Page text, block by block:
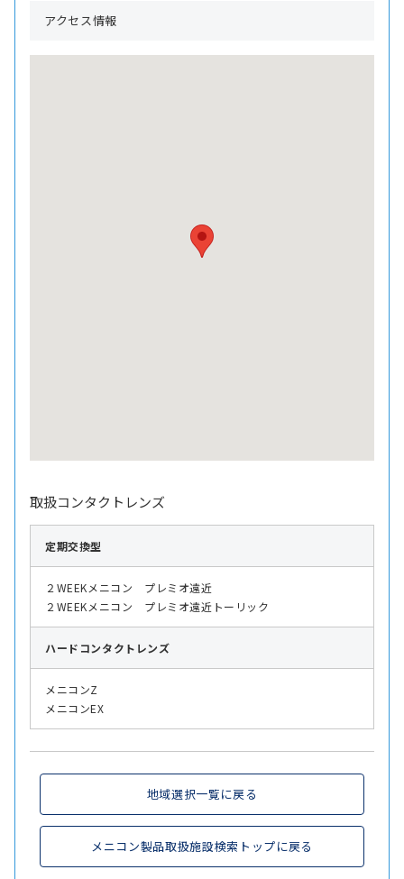
アクセス情報
取扱コンタクトレンズ
定期交換型
２WEEKメニコン プレミオ遠近
２WEEKメニコン プレミオ遠近トーリック
ハード コンタクトレンズ
メニコンZ
メニコンEX
地域選択一覧に戻る
メニコン製品取扱施設検索トップに戻る